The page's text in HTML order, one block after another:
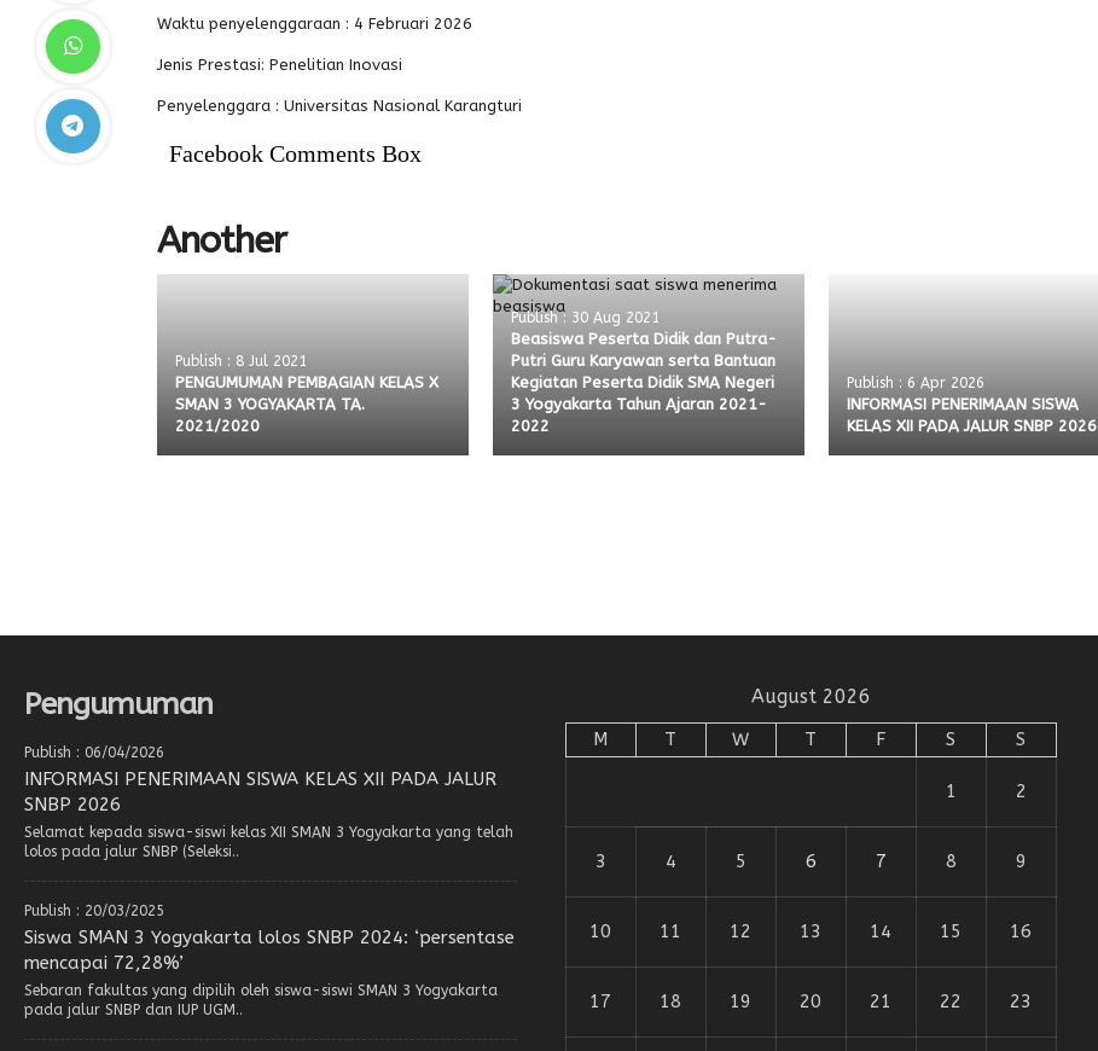
Waktu penyelenggaraan : 4 Februari 2026
Jenis Prestasi: Penelitian Inovasi
Penyelenggara : Universitas Nasional Karangturi
Facebook Comments Box
Another
Publish : 8 Jul 2021
PENGUMUMAN PEMBAGIAN KELAS X
SMAN 3 YOGYAKARTA TA.
2021/2020
Publish : 30 Aug 2021
Beasiswa Peserta Didik dan Putra-
Putri Guru Karyawan serta Bantuan
Kegiatan Peserta Didik SMA Negeri
3 Yogyakarta Tahun Ajaran 2021-
2022
Publish : 6 Apr 2026
INFORMASI PENERIMAAN SISWA
KELAS XII PADA JALUR SNBP 2026
Pengumuman
Publish : 06/04/2026
INFORMASI PENERIMAAN SISWA KELAS XII PADA JALUR
SNBP 2026
Selamat kepada siswa-siswi kelas XII SMAN 3 Yogyakarta yang telah
lolos pada jalur SNBP (Seleksi..
Publish : 20/03/2025
Siswa SMAN 3 Yogyakarta lolos SNBP 2024: ‘persentase
mencapai 72,28%’
Sebaran fakultas yang dipilih oleh siswa-siswi SMAN 3 Yogyakarta
pada jalur SNBP dan IUP UGM..
August 2026
M T W T F S S
1 2
3 4 5 6 7 8 9
10 11 12 13 14 15 16
17 18 19 20 21 22 23